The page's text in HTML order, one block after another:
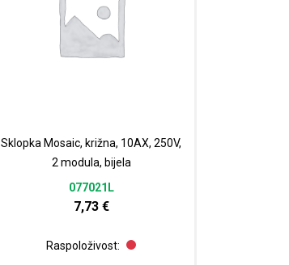
Sklopka Mosaic, križna, 10AX, 250V,
2 modula, bijela
077021L
7,73 €
Raspoloživost: